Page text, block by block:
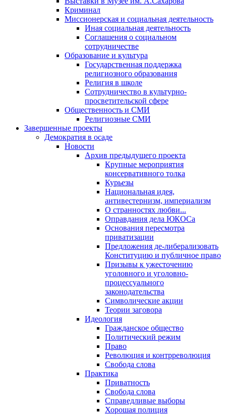
Криминал
Миссионерская и социальная деятельность
Иная социальная деятельность
Соглашения о социальном
сотрудничестве
Образование и культура
Государственная поддержка
религиозного образования
Религия в школе
Сотрудничество в культурно-
просветительской сфере
Общественность и СМИ
Религиозные СМИ
Завершенные проекты
Демократия в осаде
Новости
Архив предыдущего проекта
Крупные мероприятия
консервативного толка
Курьезы
Национальная идея,
антивестернизм, империализм
О странностях любви...
Оправдания дела ЮКОСа
Основания пересмотра
приватизации
Предложения де-либерализовать
Конституцию и публичное право
Призывы к ужесточению
уголовного и уголовно-
процессуального
законодательства
Символические акции
Теории заговора
Идеология
Гражданское общество
Политический режим
Право
Революция и контрреволюция
Свобода слова
Практика
Приватность
Свобода слова
Справедливые выборы
Хорошая полиция